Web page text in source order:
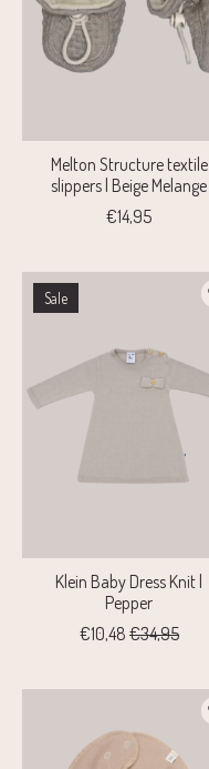
Melton Structure textile
slippers | Beige Melange
€14,95
Sale
Klein Baby Dress Knit |
Pepper
€10,48 €34,95